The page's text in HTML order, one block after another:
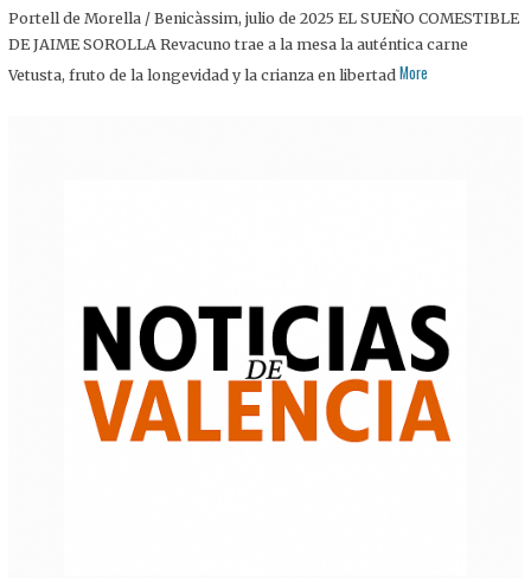
J
U
I
Portell de Morella / Benicàssim, julio de 2025 EL SUEÑO COMESTIBLE
DE JAIME SOROLLA Revacuno trae a la mesa la auténtica carne
Vetusta, fruto de la longevidad y la crianza en libertad More